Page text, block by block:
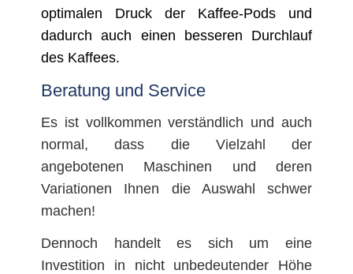
optimalen Druck der Kaffee-Pods und
dadurch auch einen besseren Durchlauf
des Kaffees.
Beratung und Service
Es ist vollkommen verständlich und auch
normal, dass die Vielzahl der
angebotenen Maschinen und deren
Variationen Ihnen die Auswahl schwer
machen!
Dennoch handelt es sich um eine
Investition in nicht unbedeutender Höhe